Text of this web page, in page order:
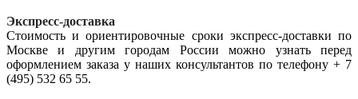
Экспресс-доставка
Стоимость и ориентировочные сроки экспресс-доставки по
Москве и другим городам России можно узнать перед
оформлением заказа у наших консультантов по телефону + 7
(495) 532 65 55.